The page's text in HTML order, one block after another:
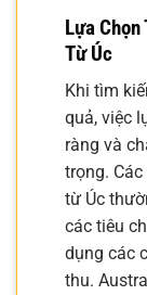
Lựa
Từ Úc
Khi tìm
quả, việc
ràng và
trọng.
từ Úc
các tiêu
dụng các
thu.